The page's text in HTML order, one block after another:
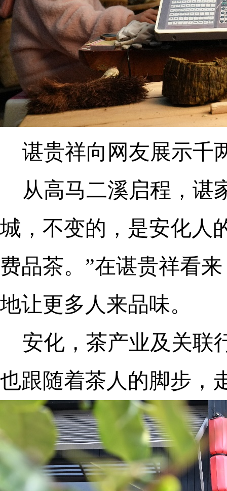
谌贵祥向网友展示千
从高马二溪启程，谌
城，不变的，是安化人
费品茶。”在谌贵祥看
地让更多人来品味。
安化，茶产业及关联
也跟随着茶人的脚步，